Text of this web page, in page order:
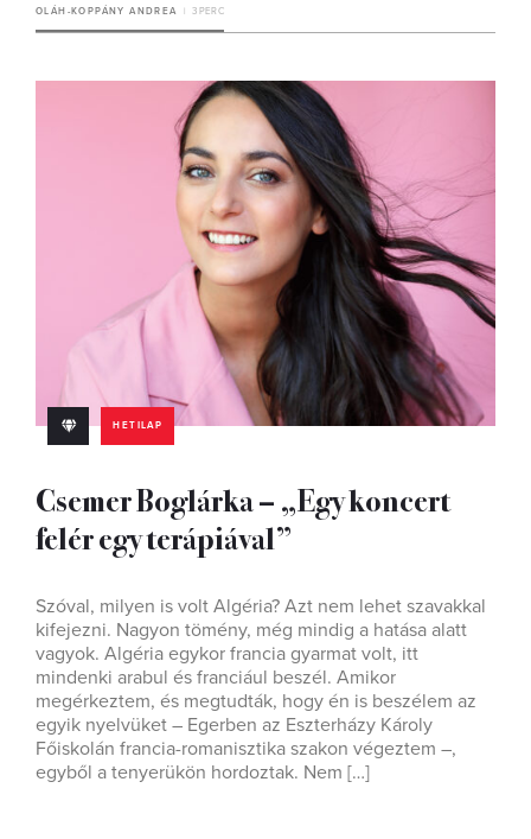
OLÁH-KOPPÁNY ANDREA 3 PERC
HETILAP
Csemer Boglárka – „Egy koncert
felér egy terápiával”
Szóval, milyen is volt Algéria? Azt nem lehet szavakkal
kifejezni. Nagyon tömény, még mindig a hatása alatt
vagyok. Algéria egykor francia gyarmat volt, itt
mindenki arabul és franciául beszél. Amikor
megérkeztem, és megtudták, hogy én is beszélem az
egyik nyelvüket – Egerben az Eszterházy Károly
Főiskolán francia-romanisztika szakon végeztem –,
egyből a tenyerükön hordoztak. Nem […]